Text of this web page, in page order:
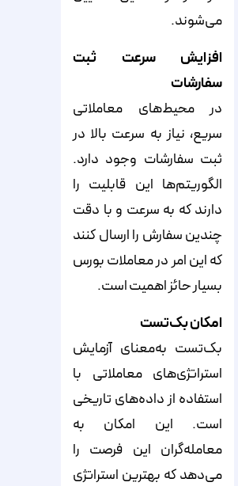
می‌شوند.
افزایش سرعت ثبت
سفارشات
در محیط‌های معاملاتی
سریع، نیاز به سرعت بالا در
ثبت سفارشات وجود دارد.
الگوریتم‌ها این قابلیت را
دارند که به سرعت و با دقت
چندین سفارش را ارسال کنند
که این امر در معاملات بورس
بسیار حائز اهمیت است.
امکان بک‌تست
بک‌تست به‌معنای آزمایش
استراتژی‌های معاملاتی با
استفاده از داده‌های تاریخی
است. این امکان به
معامله‌گران این فرصت را
می‌دهد که بهترین استراتژی